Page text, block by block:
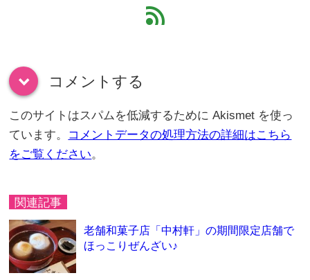
feed
down コメントする
このサイトはスパムを低減するために Akismet を使っ
ています。 コメントデータの処理方法の詳細はこちら
をご覧ください。
関連記事
老舗和菓子店「中村軒」の期間限定店舗で
ほっこりぜんざい♪